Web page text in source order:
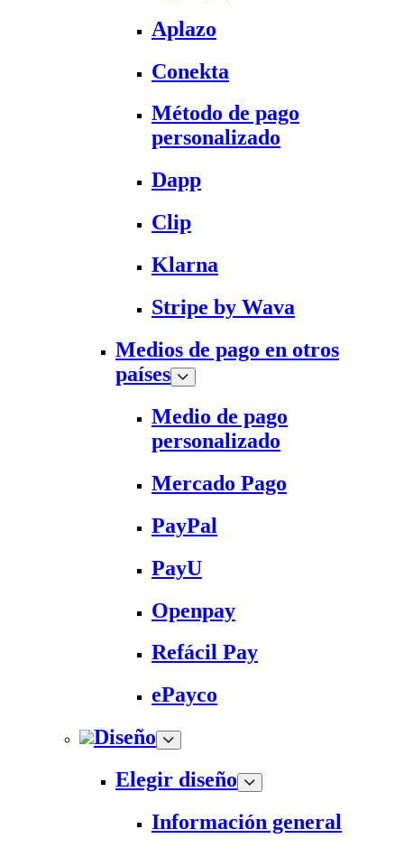
Aplazo
Conekta
Método de pago
personalizado
Dapp
Clip
Klarna
Stripe by Wava
Medios de pago en otros
países
Medio de pago
personalizado
Mercado Pago
PayPal
PayU
Openpay
Refácil Pay
ePayco
Diseño
Elegir diseño
Información general